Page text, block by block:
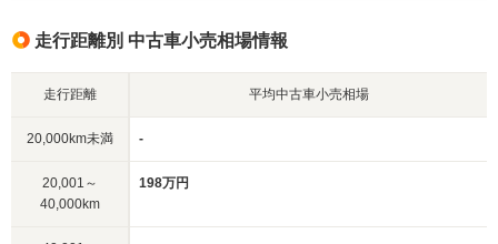
走行距離別 中古車小売相場情報
走行距離 平均中古車小売相場
20,000km未満 -
20,001～
40,000km
198万円